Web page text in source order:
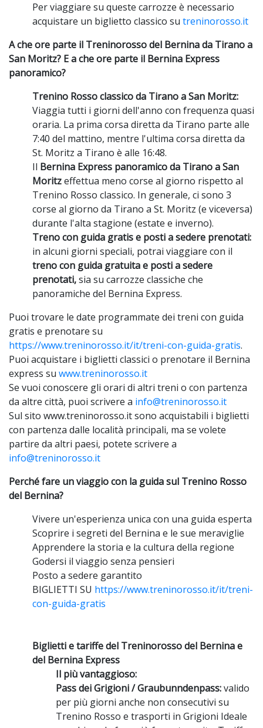
Per viaggiare su queste carrozze è necessario
acquistare un biglietto classico su treninorosso.it
A che ore parte il Treninorosso del Bernina da Tirano a
San Moritz? E a che ore parte il Bernina Express
panoramico?
Trenino Rosso classico da Tirano a San Moritz:
Viaggia tutti i giorni dell'anno con frequenza quasi
oraria. La prima corsa diretta da Tirano parte alle
7:40 del mattino, mentre l'ultima corsa diretta da
St. Moritz a Tirano è alle 16:48.
Il Bernina Express panoramico da Tirano a San
Moritzeffettua meno corse al giorno rispetto al
Trenino Rosso classico. In generale, ci sono 3
corse al giorno da Tirano a St. Moritz (e viceversa)
durante l'alta stagione (estate e inverno).
Treno con guida gratis e posti a sedere prenotati:
in alcuni giorni speciali, potrai viaggiare con il
treno con guida gratuita e posti a sedere
prenotati,sia su carrozze classiche che
panoramiche del Bernina Express.
Puoi trovare le date programmate dei treni con guida
gratis e prenotare su
https://www.treninorosso.it/it/treni-con-guida-gratis.
Puoi acquistare i biglietti classici o prenotare il Bernina
express su www.treninorosso.it
Se vuoi conoscere gli orari di altri treni o con partenza
da altre città, puoi scrivere a info@treninorosso.it
Sul sito www.treninorosso.it sono acquistabili i biglietti
con partenza dalle località principali, ma se volete
partire da altri paesi, potete scrivere a
info@treninorosso.it
Perché fare un viaggio con la guida sul Trenino Rosso
del Bernina?
Vivere un'esperienza unica con una guida esperta
Scoprire i segreti del Bernina e le sue meraviglie
Apprendere la storia e la cultura della regione
Godersi il viaggio senza pensieri
Posto a sedere garantito
BIGLIETTI SU https://www.treninorosso.it/it/treni-
con-guida-gratis
Biglietti e tariffe del Treninorosso del Bernina e
del Bernina Express
Il più vantaggioso:
Pass dei Grigioni / Graubunndenpass:valido
per più giorni anche non consecutivi su
Trenino Rosso e trasporti in Grigioni Ideale